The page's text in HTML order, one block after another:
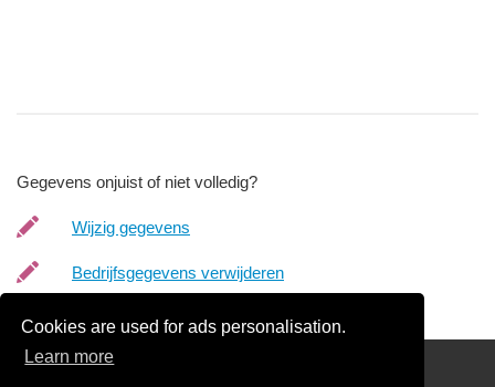
Cookies are used for ads personalisation.
Learn more
Gegevens onjuist of niet volledig?
Wijzig gegevens
Bedrijfsgegevens verwijderen
Scriptie laten drukken